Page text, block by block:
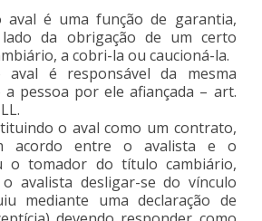
aval é uma função de garantia,
da obrigação de um certo
a cobri-la ou caucioná-la.
é responsável da mesma
a pessoa por ele afiançada – art.
o aval como um contrato,
acordo entre o avalista e o
o tomador do título cambiário,
avalista desligar-se do vínculo
mediante uma declaração de